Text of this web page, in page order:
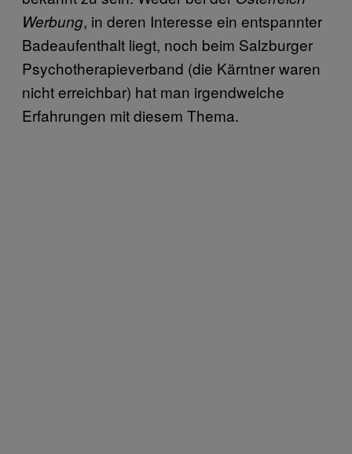
Werbung, in deren Interesse ein entspannter
Badeaufenthalt liegt, noch beim Salzburger
Psychotherapieverband (die Kärntner waren
nicht erreichbar) hat man irgendwelche
Erfahrungen mit diesem Thema.